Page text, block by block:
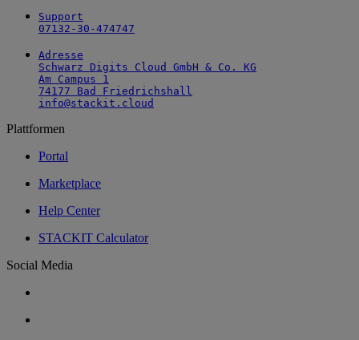
Support
07132-30-474747
Adresse
Schwarz Digits Cloud GmbH & Co. KG
Am Campus 1
74177 Bad Friedrichshall
info@stackit.cloud
Plattformen
Portal
Marketplace
Help Center
STACKIT Calculator
Social Media